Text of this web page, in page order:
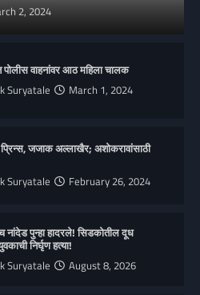
2, 2024
पोलीस वाहनांवर आठ महिला चालक
Suryatale March 1, 2024
जजाक अल्लाखैर; अशोकरावांसाठी
Suryatale February 26, 2024
नांदेड पुन्हा हादरले! सिडकोतील दूध
निर्घृण हत्या!
Suryatale August 8, 2026